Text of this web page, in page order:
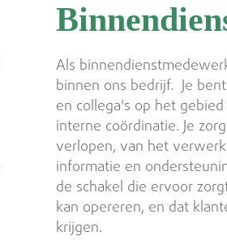
Als
binnen ons bedrijf. Je
en collega's op het
interne coördinatie. Je
verlopen, van het
informatie en
de schakel die ervoor
kan opereren, en dat
krijgen.